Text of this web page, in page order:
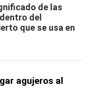
de las
del
que se usa en
agujeros al